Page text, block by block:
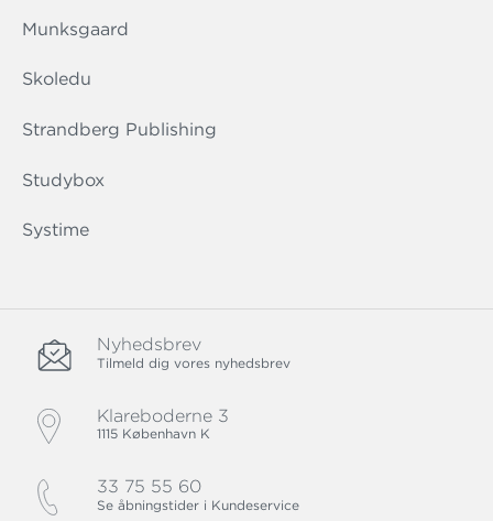
Munksgaard
Skoledu
Strandberg Publishing
Studybox
Systime
Nyhedsbrev
Tilmeld dig vores nyhedsbrev
Klareboderne 3
1115 København K
33 75 55 60
Se åbningstider i Kundeservice